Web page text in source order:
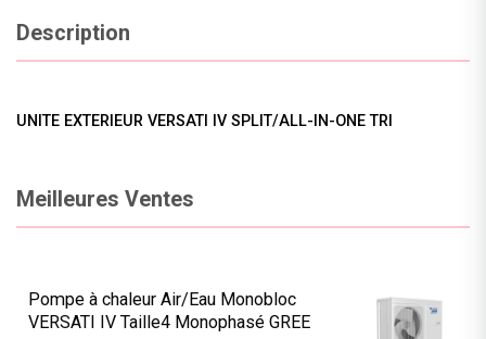
Description
UNITE EXTERIEUR VERSATI IV SPLIT/ALL-IN-ONE TRI
Meilleures Ventes
Pompe à chaleur Air/Eau Monobloc
VERSATI IV Taille4 Monophasé GREE